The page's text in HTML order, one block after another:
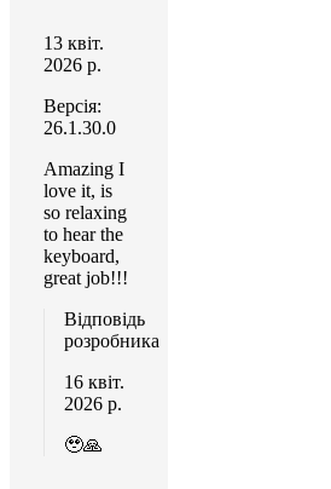
13 квіт.
2026 р.
Версія:
26.1.30.0
Amazing I
love it, is
so relaxing
to hear the
keyboard,
great job!!!
Відповідь
розробника
16 квіт.
2026 р.
🥹🙏